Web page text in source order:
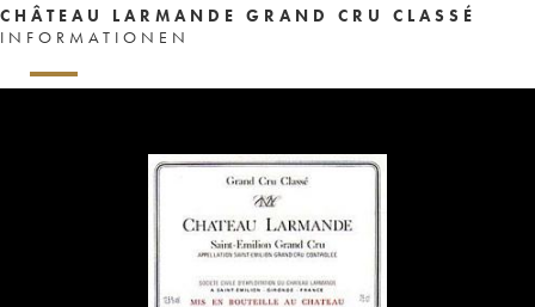
CHÂTEAU LARMANDE GRAND CRU CLASSÉ
INFORMATIONEN